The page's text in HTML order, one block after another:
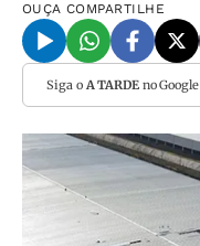
OUÇA COMPARTILHE
Siga o A TARDEno Google